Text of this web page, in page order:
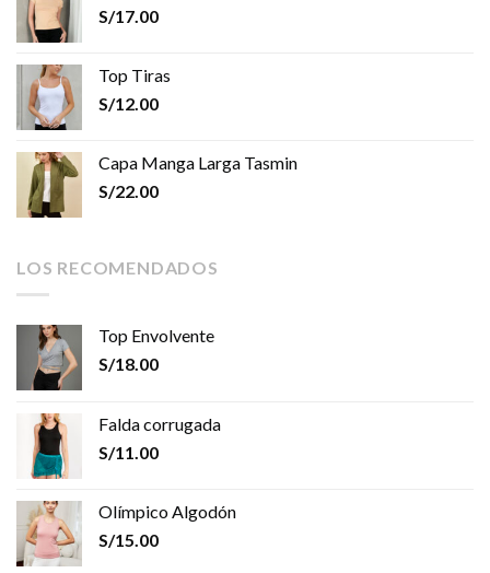
S/17.00
Top Tiras
S/12.00
Capa Manga Larga Tasmin
S/22.00
LOS RECOMENDADOS
Top Envolvente
S/18.00
Falda corrugada
S/11.00
Olímpico Algodón
S/15.00